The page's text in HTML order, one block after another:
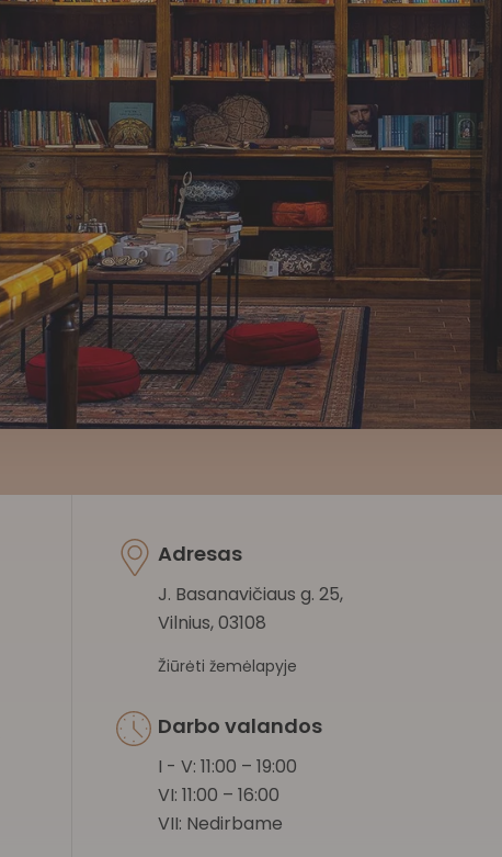
Adresas
J. Basanavičiaus g. 25,
Vilnius, 03108
Žiūrėti žemėlapyje
Darbo valandos
I - V: 11:00 – 19:00
VI: 11:00 – 16:00
VII: Nedirbame